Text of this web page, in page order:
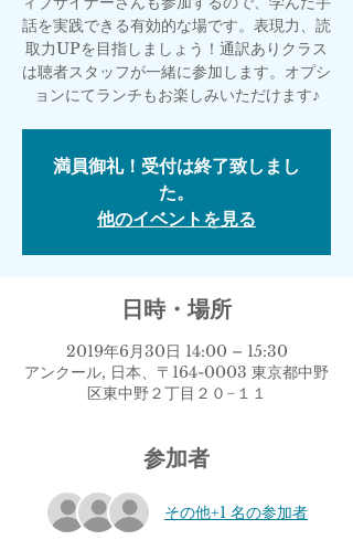
話を実践できる有効的な場です。表現力、読
取力UPを目指しましょう！通訳ありクラス
は聴者スタッフが一緒に参加します。オプシ
ョンにてランチもお楽しみいただけます♪
満員御礼！受付は終了致しまし
た。
他のイベントを見る
日時・場所
2019年6月30日 14:00 – 15:30
アンクール, 日本、〒164-0003 東京都中野
区東中野２丁目２０−１１
参加者
その他+1 名の参加者